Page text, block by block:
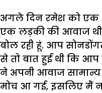
अगले दिन रमेश को एक
एक लड़की की आवाज थी
बोल रही हूं. आप
से तो बात हुई थी कि आप
ने अपनी आवाज सामान्य
मोच आ गई, इसलिए मैं